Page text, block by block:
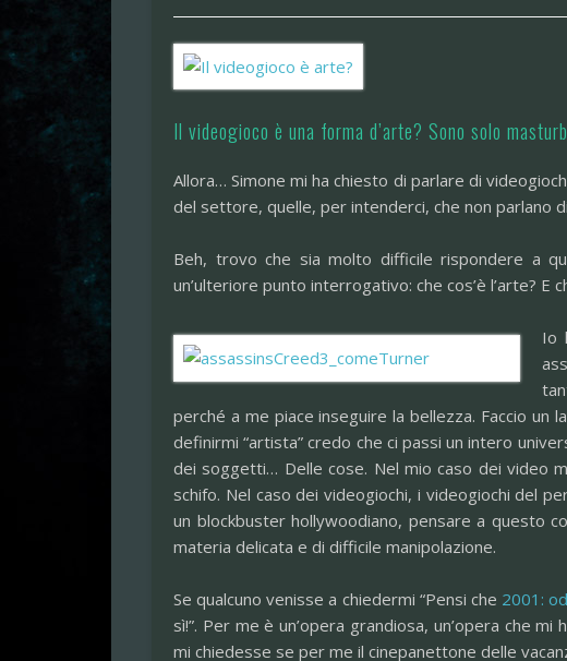
Il videogioco è una forma d’arte? Sono solo
Allora… Simone mi ha chiesto di parlare di
del settore, quelle, per intenderci, che non parlano
Beh, trovo che sia molto difficile rispondere a
un’ulteriore punto interrogativo: che cos’è l’arte? E
Io
perché a me piace inseguire la bellezza. Faccio
definirmi “artista” credo che ci passi un intero
dei soggetti… Delle cose. Nel mio caso dei video
schifo. Nel caso dei videogiochi, i videogiochi del
un blockbuster hollywoodiano, pensare a questo
materia delicata e di difficile manipolazione.
Se qualcuno venisse a chiedermi “Pensi che 2001:
sì!”. Per me è un’opera grandiosa, un’opera che
mi chiedesse se per me il cinepanettone delle